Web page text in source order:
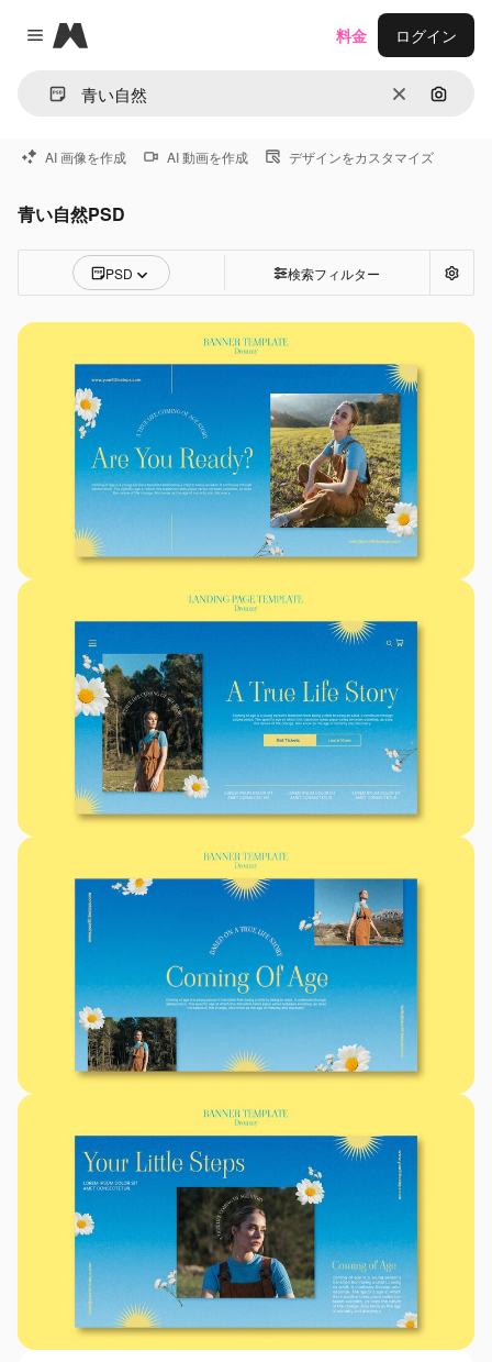
Close menu
Magnific
消去 画像で
料金 ログイン
AI 画像を作成 AI 動画を作成 デザインをカスタマイズ
青い自然PSD
PSD 検索フィルター